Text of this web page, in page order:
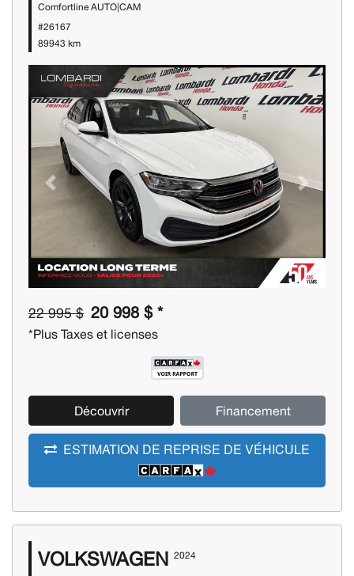
Comfortline AUTO|CAM
#26167
89943 km
Previous Next
22 995 $ 20 998 $ *
*Plus Taxes et licenses
Découvrir Financement
ESTIMATION DE REPRISE DE VÉHICULE
VOLKSWAGEN 2024